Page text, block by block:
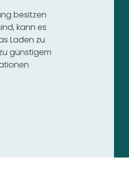
besitzen
kann es
Laden zu
günstigem